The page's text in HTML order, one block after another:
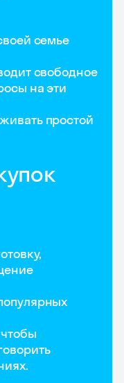
семье
свободное
на эти
простой